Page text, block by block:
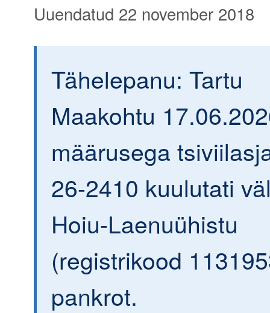
Uuendatud 22 november 2018
Tähelepanu: Tartu
Maakohtu
määrusega
26-2410 kuulutati
Hoiu-Laenuühistu
(registrikood
pankrot.